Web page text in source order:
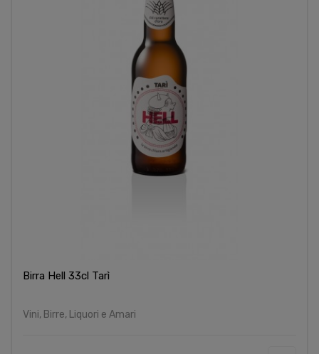
Birra Hell 33cl Tarì
Vini, Birre, Liquori e Amari